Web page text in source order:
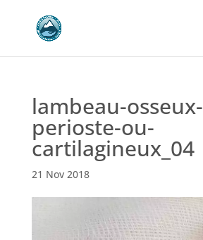
lambeau-osseux-
perioste-ou-
cartilagineux_04
21 Nov 2018